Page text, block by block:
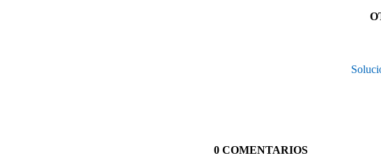
0 COMENTARIOS